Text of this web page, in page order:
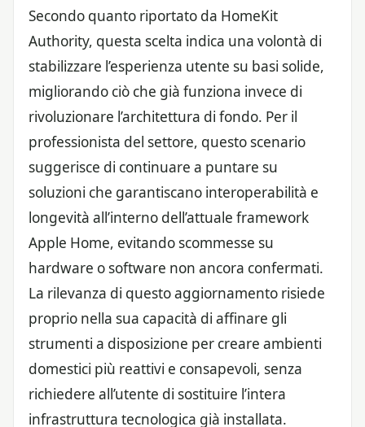
Secondo quanto riportato da HomeKit
Authority, questa scelta indica una volontà di
stabilizzare l’esperienza utente su basi solide,
migliorando ciò che già funziona invece di
rivoluzionare l’architettura di fondo. Per il
professionista del settore, questo scenario
suggerisce di continuare a puntare su
soluzioni che garantiscano interoperabilità e
longevità all’interno dell’attuale framework
Apple Home, evitando scommesse su
hardware o software non ancora confermati.
La rilevanza di questo aggiornamento risiede
proprio nella sua capacità di affinare gli
strumenti a disposizione per creare ambienti
domestici più reattivi e consapevoli, senza
richiedere all’utente di sostituire l’intera
infrastruttura tecnologica già installata.